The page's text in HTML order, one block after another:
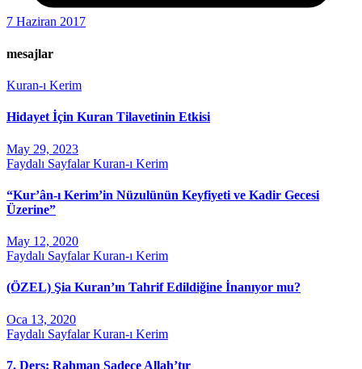
7 Haziran 2017
mesajlar
Kuran-ı Kerim
Hidayet İçin Kuran Tilavetinin Etkisi
May 29, 2023
Faydalı SayfalarKuran-ı Kerim
“Kur’ân-ı Kerim’in Nüzulünün Keyfiyeti ve Kadir Gecesi
Üzerine”
May 12, 2020
Faydalı SayfalarKuran-ı Kerim
(ÖZEL) Şia Kuran’ın Tahrif Edildiğine İnanıyor mu?
Oca 13, 2020
Faydalı SayfalarKuran-ı Kerim
7. Ders: Rahman Sadece Allah’tır